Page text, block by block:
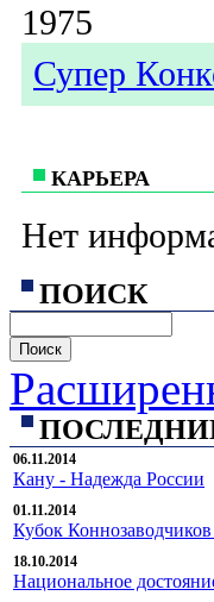
1975
Супер
КАРЬЕРА
Нет
ПОИСК
06.11.2014
Кану - Надежда России
01.11.2014
Кубок
18.10.2014
Национальное